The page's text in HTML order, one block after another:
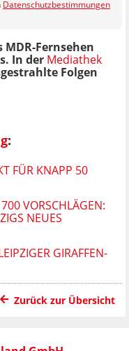
Datenschutzbestimmungen
Fernsehen
In der Mediathek
Folgen
:
FÜR KNAPP 50
VORSCHLÄGEN:
NEUES
GIRAFFEN-
Zurück zur Übersicht